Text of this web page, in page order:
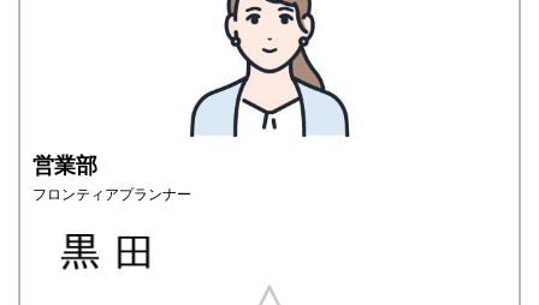
営業部
フロンティアプランナー